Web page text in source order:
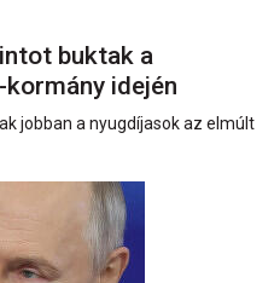
buktak a
idején
jobban a nyugdíjasok az elmúlt